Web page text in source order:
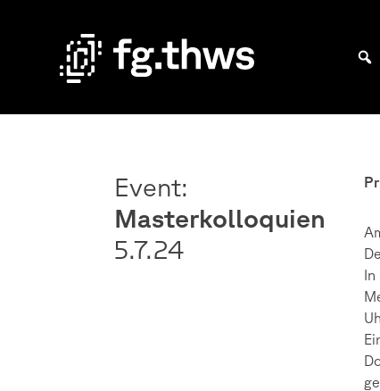
Gestaltung
Würzburg
Event:
Masterkolloquien
5.7.24
In